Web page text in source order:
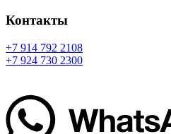
Контакты
+7 914 792 2108
+7 924 730 2300